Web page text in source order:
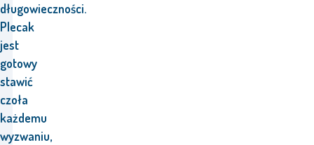
długowieczności.
Plecak
jest
gotowy
stawić
czoła
każdemu
wyzwaniu,